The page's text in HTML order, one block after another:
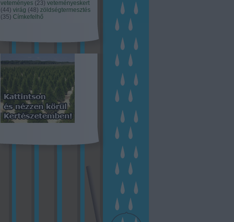
veteményes (23) veteményeskert
(44) virág (48) zöldségtermesztés
(35) Címkefelhő